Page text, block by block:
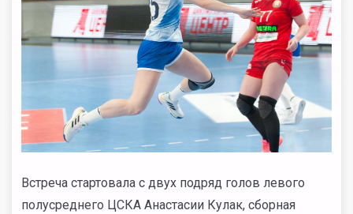
Встреча стартовала с двух подряд голов левого
полусреднего ЦСКА Анастасии Кулак, сборная